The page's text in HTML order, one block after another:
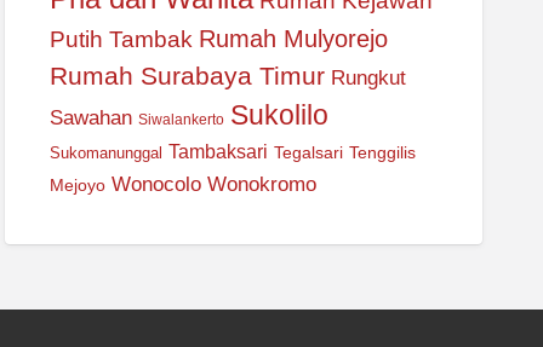
Putih Tambak Rumah Mulyorejo
Rumah Surabaya Timur Rungkut
Sawahan Siwalankerto Sukolilo
Sukomanunggal Tambaksari Tegalsari Tenggilis
Mejoyo Wonocolo Wonokromo